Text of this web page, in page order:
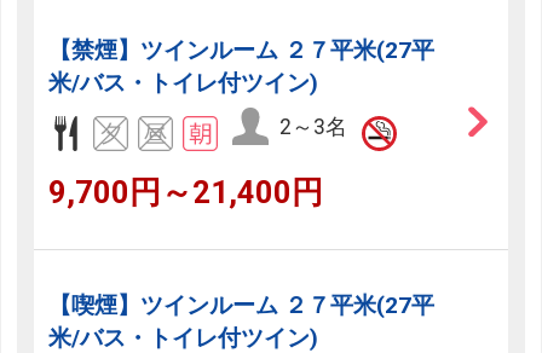
【禁煙】ツインルーム ２７平米(27平
米/バス・トイレ付ツイン)
2～3名
9,700円～21,400円
【喫煙】ツインルーム ２７平米(27平
米/バス・トイレ付ツイン)